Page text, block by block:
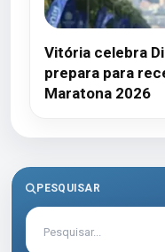
Vitória celebra
prepara para
Maratona 2026
PESQUISAR